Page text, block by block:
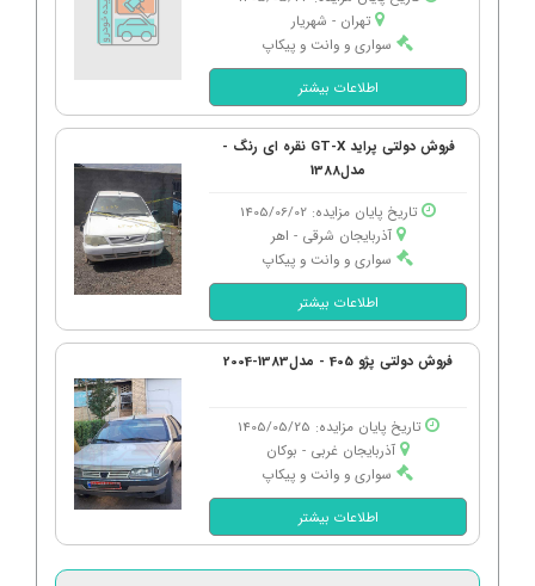
تهران - شهریار
سواری و وانت و پیکاپ
اطلاعات بیشتر
فروش دولتی پراید GT-X نقره ای رنگ -
مدل1388
تاریخ پایان مزایده: 1405/06/02
آذربایجان شرقی - اهر
سواری و وانت و پیکاپ
اطلاعات بیشتر
فروش دولتی پژو 405 - مدل1383-2004
تاریخ پایان مزایده: 1405/05/25
آذربایجان غربی - بوكان
سواری و وانت و پیکاپ
اطلاعات بیشتر